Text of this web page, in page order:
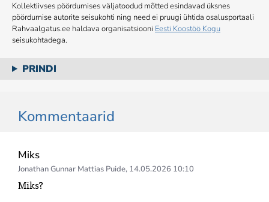
Kollektiivses pöördumises väljatoodud mõtted esindavad üksnes
pöördumise autorite seisukohti ning need ei pruugi ühtida osalusportaali
Rahvaalgatus.ee haldava organisatsiooni Eesti Koostöö Kogu
seisukohtadega.
PRINDI
Kommentaarid
Miks
Jonathan Gunnar Mattias Puide, 14.05.2026 10:10
Miks?